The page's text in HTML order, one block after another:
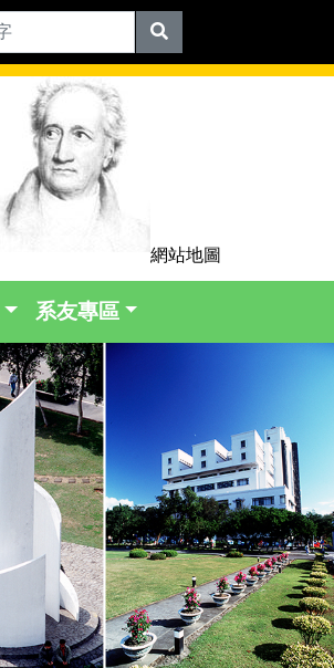
網站地圖
系友專區